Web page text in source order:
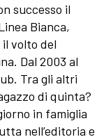
successo il
Bianca,
volto del
Dal 2003 al
Tra gli altri
di quinta?
in famiglia
nell’editoria e